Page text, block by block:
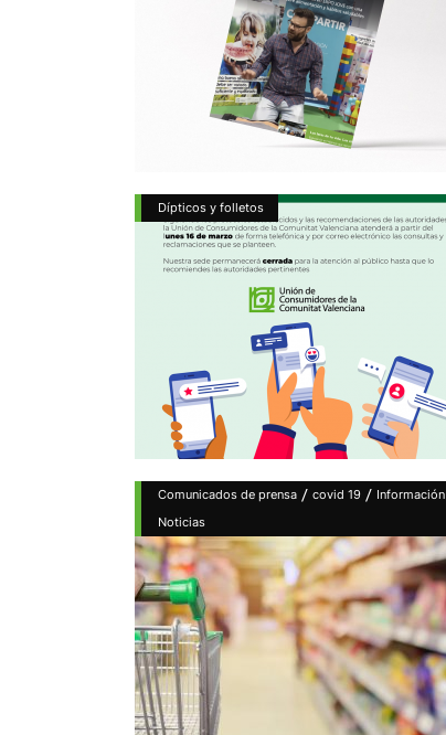
Dípticos y folletos
Comunicados de prensa / covid 19 / Información
Noticias